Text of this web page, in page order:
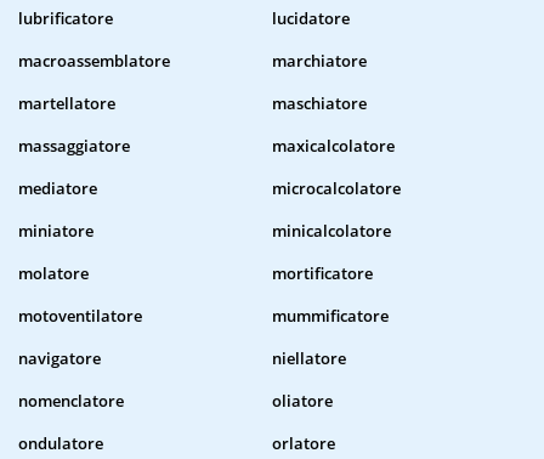
lubrificatore
lucidatore
macroassemblatore
marchiatore
martellatore
maschiatore
massaggiatore
maxicalcolatore
mediatore
microcalcolatore
miniatore
minicalcolatore
molatore
mortificatore
motoventilatore
mummificatore
navigatore
niellatore
nomenclatore
oliatore
ondulatore
orlatore